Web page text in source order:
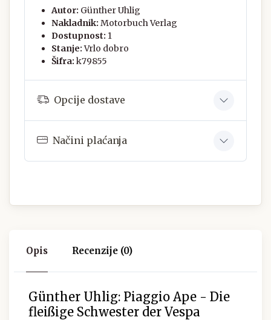
Autor: Günther Uhlig
Nakladnik: Motorbuch Verlag
Dostupnost: 1
Stanje:Vrlo dobro
Šifra: k79855
Opcije dostave
Načini plaćanja
Opis Recenzije (0)
Günther Uhlig: Piaggio Ape - Die
fleißige Schwester der Vespa